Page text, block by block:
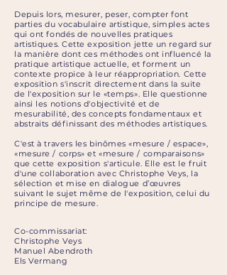
Depuis lors, mesurer, peser, compter font
parties du vocabulaire artistique, simples actes
qui ont fondés de nouvelles pratiques
artistiques. Cette exposition jette un regard sur
la manière dont ces méthodes ont influencé la
pratique artistique actuelle, et forment un
contexte propice à leur réappropriation. Cette
exposition s'inscrit directement dans la suite
de l'exposition sur le «temps». Elle questionne
ainsi les notions d'objectivité et de
mesurabilité, des concepts fondamentaux et
abstraits définissant des méthodes artistiques.
C'est à travers les binômes «mesure / espace»,
«mesure / corps» et «mesure / comparaisons»
que cette exposition s'articule. Elle est le fruit
d'une collaboration avec Christophe Veys, la
sélection et mise en dialogue d’œuvres
suivant le sujet même de l'exposition, celui du
principe de mesure.
Co-commissariat:
Christophe Veys
Manuel Abendroth
Els Vermang